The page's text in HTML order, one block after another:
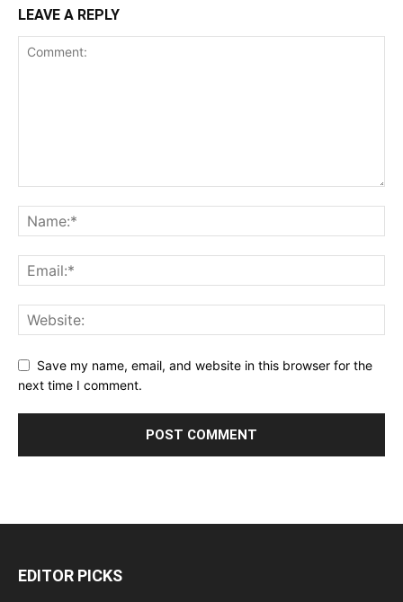
LEAVE A REPLY
Save my name, email, and website in this browser for the
next time I comment.
EDITOR PICKS